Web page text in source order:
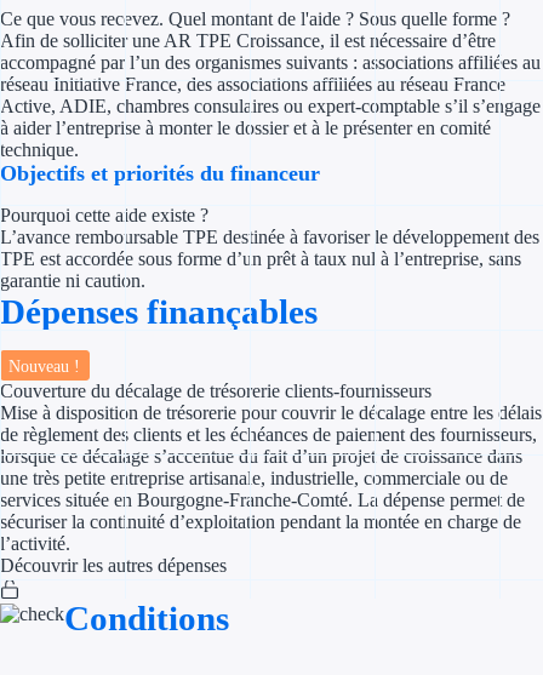
Aides Urssaf
Prêts publics
Appel à projet
Par financeur
Aides par
Aides
Ce que vous recevez. Quel montant de l'aide ? Sous quelle forme ?
Afin de solliciter une AR TPE Croissance, il est nécessaire d’être
accompagné par l’un des organismes suivants : associations affiliées au
réseau Initiative France, des associations affiliées au réseau France
Active, ADIE, chambres consulaires ou expert-comptable s’il s’engage
à aider l’entreprise à monter le dossier et à le présenter en comité
technique.
Objectifs et priorités du financeur
Pourquoi cette aide existe ?
L’avance remboursable TPE destinée à favoriser le développement des
TPE est accordée sous forme d’un prêt à taux nul à l’entreprise, sans
garantie ni caution.
Dépenses finançables
Nouveau !
Couverture du décalage de trésorerie clients-fournisseurs
Mise à disposition de trésorerie pour couvrir le décalage entre les délais
de règlement des clients et les échéances de paiement des fournisseurs,
lorsque ce décalage s’accentue du fait d’un projet de croissance dans
une très petite entreprise artisanale, industrielle, commerciale ou de
services située en Bourgogne-Franche-Comté. La dépense permet de
sécuriser la continuité d’exploitation pendant la montée en charge de
l’activité.
Découvrir les autres dépenses
Conditions